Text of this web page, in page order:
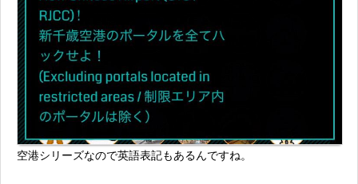
空港シリーズなので英語表記もあるんですね。